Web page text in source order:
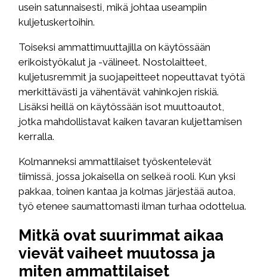
usein satunnaisesti, mikä johtaa useampiin
kuljetuskertoihin.
Toiseksi ammattimuuttajilla on käytössään
erikoistyökalut ja -välineet. Nostolaitteet,
kuljetusremmit ja suojapeitteet nopeuttavat työtä
merkittävästi ja vähentävät vahinkojen riskiä.
Lisäksi heillä on käytössään isot muuttoautot,
jotka mahdollistavat kaiken tavaran kuljettamisen
kerralla.
Kolmanneksi ammattilaiset työskentelevät
tiimissä, jossa jokaisella on selkeä rooli. Kun yksi
pakkaa, toinen kantaa ja kolmas järjestää autoa,
työ etenee saumattomasti ilman turhaa odottelua.
Mitkä ovat suurimmat aikaa
vievät vaiheet muutossa ja
miten ammattilaiset